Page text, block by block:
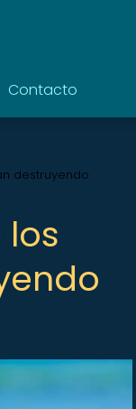
Contacto
destruyendo